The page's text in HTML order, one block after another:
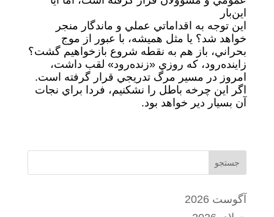
اين‌بار
اين توجه به اقداماتي عملي و ماندگار منجر
خواهد شد؟ يا مثل هميشه، با عبور از موج
بحراني، باز هم به نقطه شروع بازخواهيم گشت؟
زاينده‌رود، كه روزي «زنده‌ر‌ود» لقب داشت،
امروز در مسير مرگ تدريجي قرار گرفته است.
اگر اين چرخه باطل را نشكنيم، فردا براي نجات
آن بسيار دير خواهد بود.
جستجو
آگوست 2026